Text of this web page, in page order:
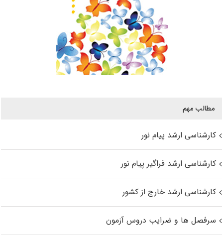
مطالب مهم
کارشناسی ارشد پیام نور
کارشناسی ارشد فراگیر پیام نور
کارشناسی ارشد خارج از کشور
سرفصل ها و ضرایب دروس آزمون